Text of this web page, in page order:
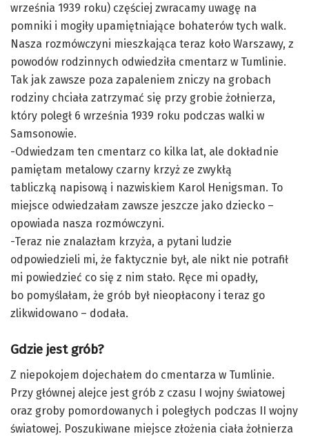
września 1939 roku) częściej zwracamy uwagę na
pomniki i mogiły upamiętniające bohaterów tych walk.
Nasza rozmówczyni mieszkająca teraz koło Warszawy, z
powodów rodzinnych odwiedziła cmentarz w Tumlinie.
Tak jak zawsze poza zapaleniem zniczy na grobach
rodziny chciała zatrzymać się przy grobie żołnierza,
który poległ 6 września 1939 roku podczas walki w
Samsonowie.
-Odwiedzam ten cmentarz co kilka lat, ale dokładnie
pamiętam metalowy czarny krzyż ze zwykłą
tabliczką napisową i nazwiskiem Karol Henigsman. To
miejsce odwiedzałam zawsze jeszcze jako dziecko –
opowiada nasza rozmówczyni.
-Teraz nie znalazłam krzyża, a pytani ludzie
odpowiedzieli mi, że faktycznie był, ale nikt nie potrafił
mi powiedzieć co się z nim stało. Ręce mi opadły,
bo pomyślałam, że grób był nieopłacony i teraz go
zlikwidowano – dodała.
Gdzie jest grób?
Z niepokojem dojechałem do cmentarza w Tumlinie.
Przy głównej alejce jest grób z czasu I wojny światowej
oraz groby pomordowanych i poległych podczas II wojny
światowej. Poszukiwane miejsce złożenia ciała żołnierza